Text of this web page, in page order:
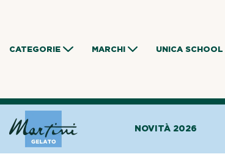
CATEGORIE MARCHI UNICA SCHOOL
NOVITÀ 2026